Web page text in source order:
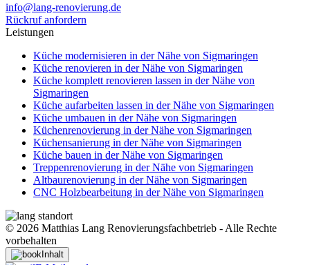
info@lang-renovierung.de
Rückruf anfordern
Leistungen
Küche modernisieren in der Nähe von Sigmaringen
Küche renovieren in der Nähe von Sigmaringen
Küche komplett renovieren lassen in der Nähe von
Sigmaringen
Küche aufarbeiten lassen in der Nähe von Sigmaringen
Küche umbauen in der Nähe von Sigmaringen
Küchenrenovierung in der Nähe von Sigmaringen
Küchensanierung in der Nähe von Sigmaringen
Küche bauen in der Nähe von Sigmaringen
Treppenrenovierung in der Nähe von Sigmaringen
Altbaurenovierung in der Nähe von Sigmaringen
CNC Holzbearbeitung​ in der Nähe von Sigmaringen
© 2026 Matthias Lang Renovierungsfachbetrieb - Alle Rechte
vorbehalten
Inhalt